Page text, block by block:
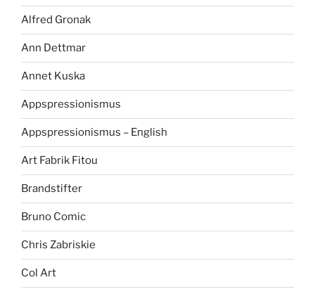
Alfred Gronak
Ann Dettmar
Annet Kuska
Appspressionismus
Appspressionismus – English
Art Fabrik Fitou
Brandstifter
Bruno Comic
Chris Zabriskie
Col Art